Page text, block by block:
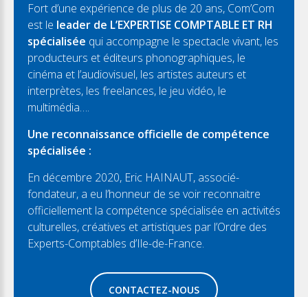
Fort d’une expérience de plus de 20 ans, Com’Com
est le leader de L’EXPERTISE COMPTABLE ET RH
spécialisée qui accompagne le spectacle vivant, les
producteurs et éditeurs phonographiques, le
cinéma et l’audiovisuel, les artistes auteurs et
interprètes, les freelances, le jeu vidéo, le
multimédia….
Une reconnaissance officielle de compétence
spécialisée :
En décembre 2020, Eric HAINAUT, associé-
fondateur, a eu l’honneur de se voir reconnaitre
officiellement la compétence spécialisée en activités
culturelles, créatives et artistiques par l’Ordre des
Experts-Comptables d’Ile-de-France.
CONTACTEZ-NOUS